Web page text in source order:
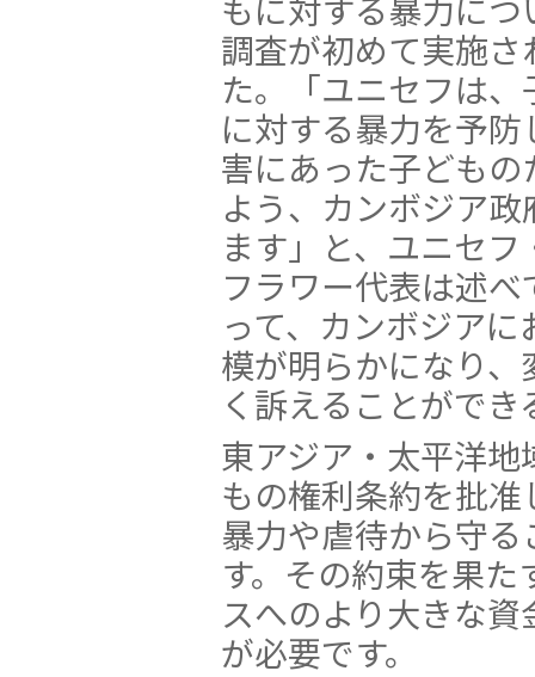
もに対する暴力につ
調査が初めて実施さ
た。「ユニセフは、
に対する暴力を予防
害にあった子ども
よう、カンボジア
ます」と、ユニセ
フラワー代表は述
って、カンボジア
模が明らかになり
く訴えることがで
東アジア・太平洋
もの権利条約を批
暴力や虐待から守
す。その約束を果
スへのより大きな
が必要です。